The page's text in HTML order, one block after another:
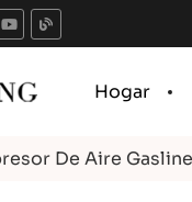
Hogar
De Aire